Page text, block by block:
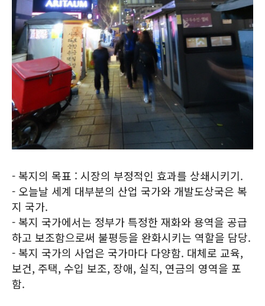
- 복지의 목표 : 시장의 부정적인 효과를 상쇄시키기.
- 오늘날 세계 대부분의 산업 국가와 개발도상국은 복
지 국가.
- 복지 국가에서는 정부가 특정한 재화와 용역을 공급
하고 보조함으로써 불평등을 완화시키는 역할을 담당.
- 복지 국가의 사업은 국가마다 다양함. 대체로 교육,
보건, 주택, 수입 보조, 장애, 실직, 연금의 영역을 포
함.